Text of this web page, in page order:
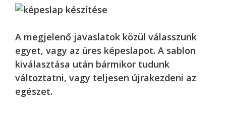
A megjelenő javaslatok közül válasszunk
egyet, vagy az üres képeslapot. A sablon
kiválasztása után bármikor tudunk
változtatni, vagy teljesen újrakezdeni az
egészet.